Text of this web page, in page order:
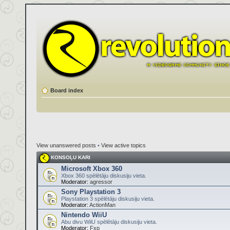
Board index
View unanswered posts • View active topics
KONSOĻU KARI
Microsoft Xbox 360
Xbox 360 spēlētāju diskusiju vieta.
Moderator: agressor
Sony Playstation 3
Playstation 3 spēlētāju diskusiju vieta.
Moderator: ActionMan
Nintendo WiiU
Abu divu WiiU spēlētāju diskusiju vieta.
Moderator: Fxp